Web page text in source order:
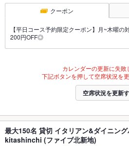
クーポン
【平日コース予約限定クーポン】月~木曜の
200円OFF◎
カレンダーの更新に失敗
下記ボタンを押して空席状況を
空席状況を更新
最大150名 貸切 イタリアン&ダイニン
kitashinchi (ファイブ北新地)